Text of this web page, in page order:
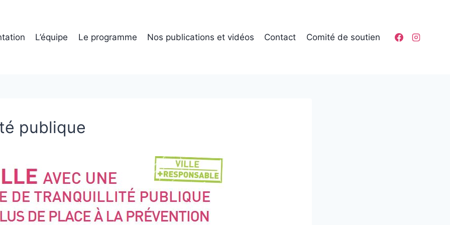
L’équipe Le programme Nos publications et vidéos Contact Comité de soutien
publique